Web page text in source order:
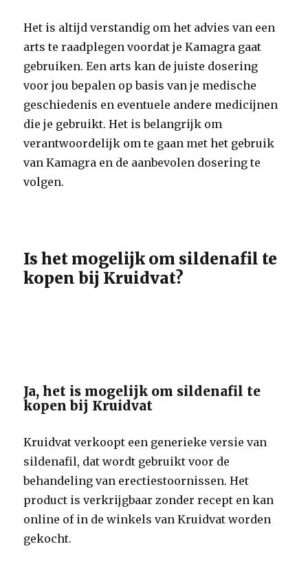
Het is altijd verstandig om het advies van een
arts te raadplegen voordat je Kamagra gaat
gebruiken. Een arts kan de juiste dosering
voor jou bepalen op basis van je medische
geschiedenis en eventuele andere medicijnen
die je gebruikt. Het is belangrijk om
verantwoordelijk om te gaan met het gebruik
van Kamagra en de aanbevolen dosering te
volgen.
Is het mogelijk om sildenafil te
kopen bij Kruidvat?
Ja, het is mogelijk om sildenafil te
kopen bij Kruidvat
Kruidvat verkoopt een generieke versie van
sildenafil, dat wordt gebruikt voor de
behandeling van erectiestoornissen. Het
product is verkrijgbaar zonder recept en kan
online of in de winkels van Kruidvat worden
gekocht.